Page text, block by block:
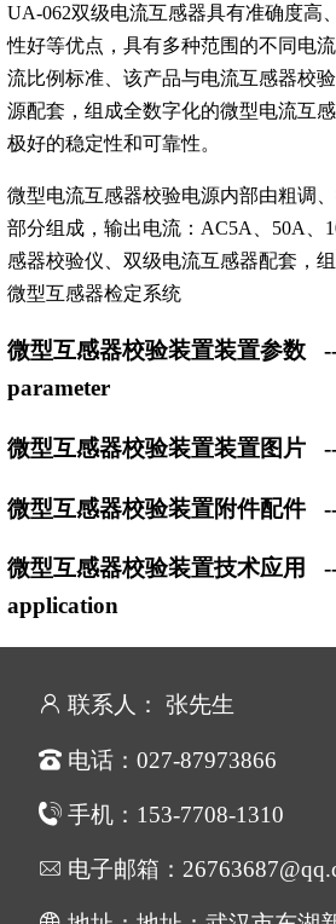
UA-062双级电流互感器具有准确度高
性好等优点，具有多种范围的不同电
流比例标准、该产品与电流互感器校
源配套，组成全数字化的微型电流互
极好的稳定性和可靠性。
微型电流互感器校验电源内部由粗调
部分组成，输出电流：AC5A、50A、
感器校验仪、双级电流互感器配套，
微型互感器检定系统
微型互感器校验装置装置参数
parameter
微型互感器校验装置装置图片
微型互感器校验装置附件配件
微型互感器校验装置技术应用
application
联系人： 张先生
电话：027-87973866
手机：153-7708-1310
电子邮箱：